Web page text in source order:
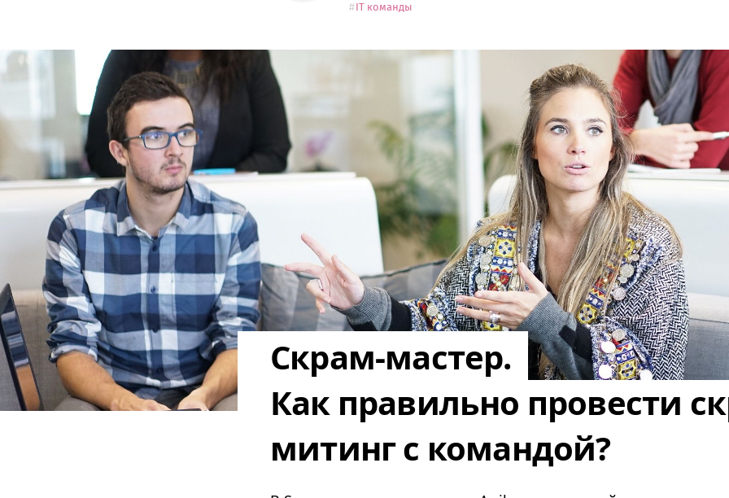
IT команды
Скрам-мастер.
Как правильно провести
митинг с командой?